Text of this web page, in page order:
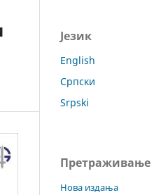
Језик
English
Српски
Srpski
Претраживање
Нова издања